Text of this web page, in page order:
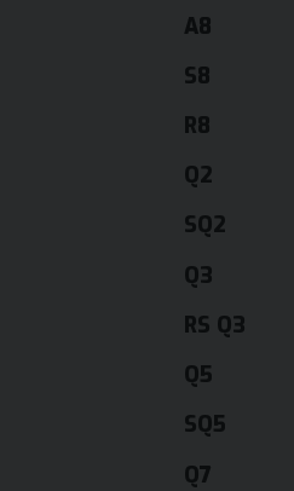
A8
S8
R8
Q2
SQ2
Q3
RS Q3
Q5
SQ5
Q7